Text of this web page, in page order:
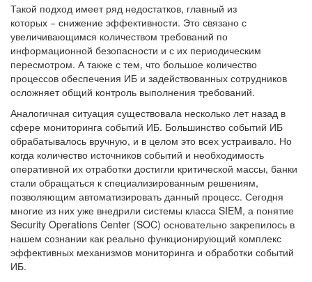
Такой подход имеет ряд недостатков, главный из
которых − снижение эффективности. Это связано с
увеличивающимся количеством требований по
информационной безопасности и с их периодическим
пересмотром. А также с тем, что большое количество
процессов обеспечения ИБ и задействованных сотрудников
осложняет общий контроль выполнения требований.
Аналогичная ситуация существовала несколько лет назад в
сфере мониторинга событий ИБ. Большинство событий ИБ
обрабатывалось вручную, и в целом это всех устраивало. Но
когда количество источников событий и необходимость
оперативной их отработки достигли критической массы, банки
стали обращаться к специализированным решениям,
позволяющим автоматизировать данный процесс. Сегодня
многие из них уже внедрили системы класса SIEM, а понятие
Security Operations Center (SOC) основательно закрепилось в
нашем сознании как реально функционирующий комплекс
эффективных механизмов мониторинга и обработки событий
ИБ.